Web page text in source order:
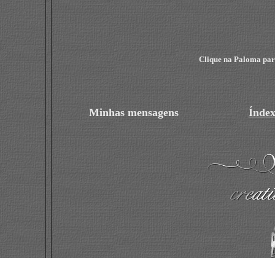
Clique na Paloma
Minhas mensagens